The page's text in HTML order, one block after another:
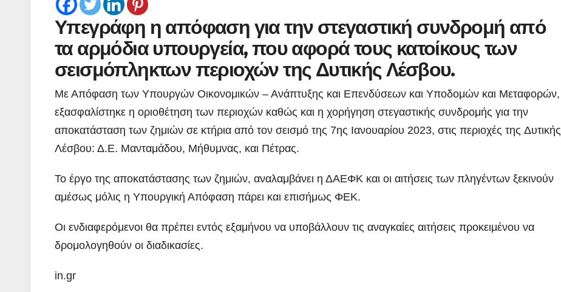
Υπεγράφη η απόφαση για την στεγαστική συνδρομή από
τα αρμόδια υπουργεία, που αφορά τους κατοίκους των
σεισμόπληκτων περιοχών της Δυτικής Λέσβου.
Με Απόφαση των Υπουργών Οικονομικών – Ανάπτυξης και Επενδύσεων και Υποδομών και Μεταφορών,
εξασφαλίστηκε η οριοθέτηση των περιοχών καθώς και η χορήγηση στεγαστικής συνδρομής για την
αποκατάσταση των ζημιών σε κτήρια από τον σεισμό της 7ης Ιανουαρίου 2023, στις περιοχές της Δυτικής
Λέσβου: Δ.Ε. Μανταμάδου, Μήθυμνας, και Πέτρας.
Το έργο της αποκατάστασης των ζημιών, αναλαμβάνει η ΔΑΕΦΚ και οι αιτήσεις των πληγέντων ξεκινούν
αμέσως μόλις η Υπουργική Απόφαση πάρει και επισήμως ΦΕΚ.
Οι ενδιαφερόμενοι θα πρέπει εντός εξαμήνου να υποβάλλουν τις αναγκαίες αιτήσεις προκειμένου να
δρομολογηθούν οι διαδικασίες.
in.gr